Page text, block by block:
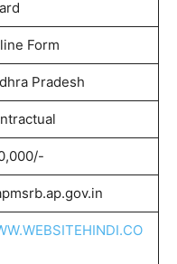
Form
Pradesh